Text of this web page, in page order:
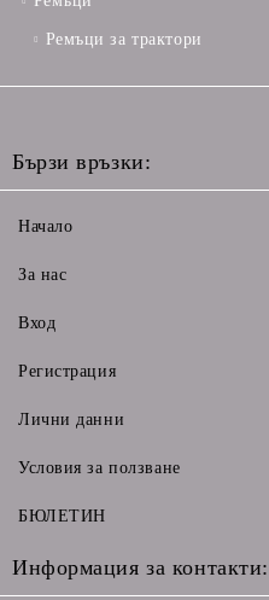
Ремъци за трактори
Бързи връзки:
Начало
За нас
Вход
Регистрация
Лични данни
Условия за ползване
БЮЛЕТИН
Информация за контакти: